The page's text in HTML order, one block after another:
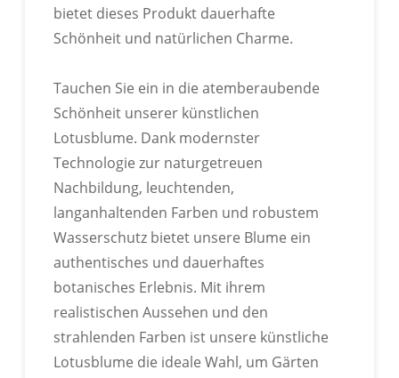
bietet dieses Produkt dauerhafte
Schönheit und natürlichen Charme.
Tauchen Sie ein in die atemberaubende
Schönheit unserer künstlichen
Lotusblume. Dank modernster
Technologie zur naturgetreuen
Nachbildung, leuchtenden,
langanhaltenden Farben und robustem
Wasserschutz bietet unsere Blume ein
authentisches und dauerhaftes
botanisches Erlebnis. Mit ihrem
realistischen Aussehen und den
strahlenden Farben ist unsere künstliche
Lotusblume die ideale Wahl, um Gärten
ANPASSBARES LOGO
individuell gestalten.